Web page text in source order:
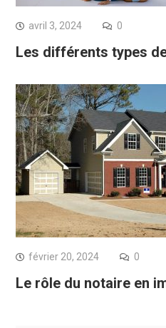
avril 3, 2024 0
Les différents types
février 20, 2024 0
Le rôle du notaire en